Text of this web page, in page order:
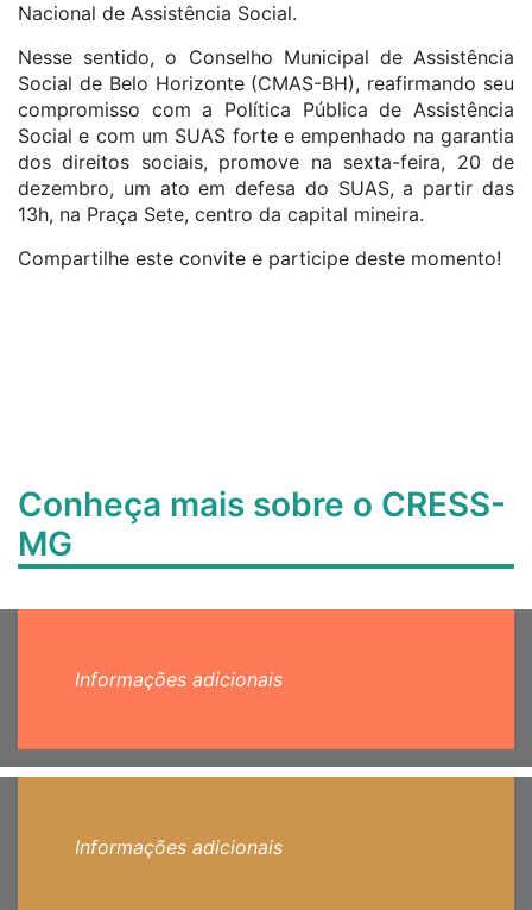
Nacional de Assistência Social.
Nesse sentido, o Conselho Municipal de Assistência
Social de Belo Horizonte (CMAS-BH), reafirmando seu
compromisso com a Política Pública de Assistência
Social e com um SUAS forte e empenhado na garantia
dos direitos sociais, promove na sexta-feira, 20 de
dezembro, um ato em defesa do SUAS, a partir das
13h, na Praça Sete, centro da capital mineira.
Compartilhe este convite e participe deste momento!
Conheça mais sobre o CRESS-
MG
Informações adicionais
Informações adicionais